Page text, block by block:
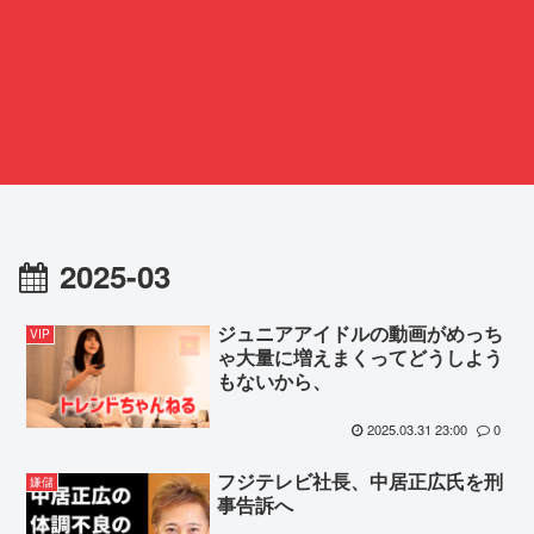
2025-03
VIP
ジュニアアイドルの動画がめっち
ゃ大量に増えまくってどうしよう
もないから、
2025.03.31 23:00 0
嫌儲
フジテレビ社長、中居正広氏を刑
事告訴へ